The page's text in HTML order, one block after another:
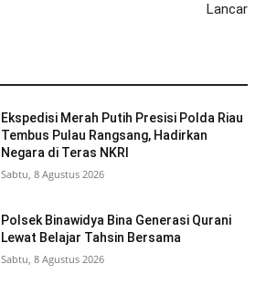
Lancar
Ekspedisi Merah Putih Presisi Polda Riau
Tembus Pulau Rangsang, Hadirkan
Negara di Teras NKRI
Sabtu, 8 Agustus 2026
Polsek Binawidya Bina Generasi Qurani
Lewat Belajar Tahsin Bersama
Sabtu, 8 Agustus 2026